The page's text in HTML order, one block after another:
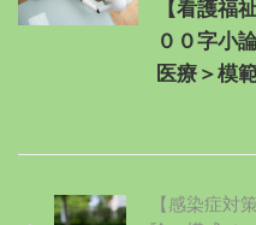
【看護福
００字小
医療＞模
【感染症対